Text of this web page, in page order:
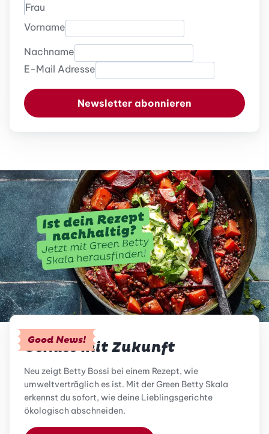
Frau
Vorname
Nachname
E-Mail Adresse
Newsletter abonnieren
Good News!
Genuss mit Zukunft
Neu zeigt Betty Bossi bei einem Rezept, wie
umweltverträglich es ist. Mit der Green Betty Skala
erkennst du sofort, wie deine Lieblingsgerichte
ökologisch abschneiden.